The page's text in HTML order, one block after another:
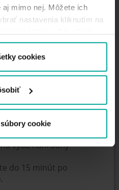
mimo nej. Môžete ich
nastavenia kliknutím na
cookies
cookie
/ 1 hodina
- 11€
líska - 35€
vydá náhradný
do 15 minút po